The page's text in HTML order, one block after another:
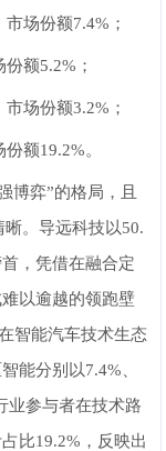
场份额7.4%；
额5.2%；
场份额3.2%；
额19.2%。
博弈”的格局，且
。导远科技以50.
，凭借在融合定
以逾越的领跑壁
智能汽车技术生态
能分别以7.4%、
业参与者在技术路
比19.2%，反映出